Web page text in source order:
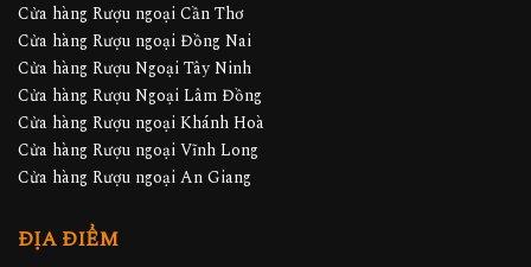
Cửa hàng Rượu ngoại Cần Thơ
Cửa hàng Rượu ngoại Đồng Nai
Cửa hàng Rượu Ngoại Tây Ninh
Cửa hàng Rượu Ngoại Lâm Đồng
Cửa hàng Rượu ngoại Khánh Hoà
Cửa hàng Rượu ngoại Vĩnh Long
Cửa hàng Rượu ngoại An Giang
ĐỊA ĐIỂM